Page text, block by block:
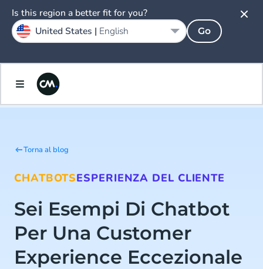
Torna al blog
CHATBOTSESPERIENZA DEL CLIENTE
Sei Esempi Di Chatbot
Per Una Customer
Experience Eccezionale
Is this region a better fit for you?
United States | English Go